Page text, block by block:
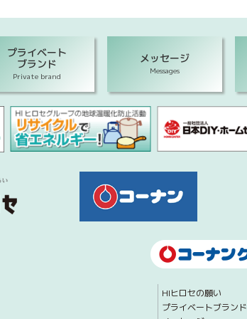
プライベート
ブランド
Private brand
メッセージ
Messages
HIヒロセの願い
プライベートブランド